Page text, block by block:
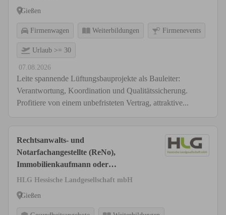
Gießen
Firmenwagen Weiterbildungen Firmenevents
Urlaub >= 30
07.08.2026
Leite spannende Lüftungsbauprojekte als Bauleiter:
Verantwortung, Koordination und Qualitätssicherung.
Profitiere von einem unbefristeten Vertrag, attraktive...
Rechtsanwalts- und
Notarfachangestellte (ReNo),
Immobilienkaufmann oder
Bürokaufmann (m/w/d)
HLG Hessische Landgesellschaft mbH
Gießen